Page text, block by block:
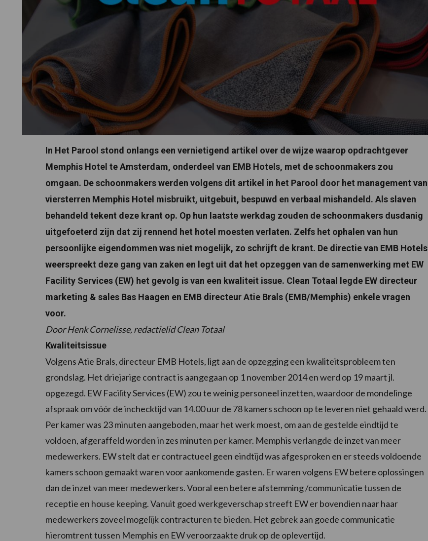
In Het Parool stond onlangs een vernietigend artikel over de wijze waarop opdrachtgever
Memphis Hotel te Amsterdam, onderdeel van EMB Hotels, met de schoonmakers zou
omgaan. De schoonmakers werden volgens dit artikel in het Parool door het management van
viersterren Memphis Hotel misbruikt, uitgebuit, bespuwd en verbaal mishandeld. Als slaven
behandeld tekent deze krant op. Op hun laatste werkdag zouden de schoonmakers dusdanig
uitgefoeterd zijn dat zij rennend het hotel moesten verlaten. Zelfs het ophalen van hun
persoonlijke eigendommen was niet mogelijk, zo schrijft de krant. De directie van EMB Hotels
weerspreekt deze gang van zaken en legt uit dat het opzeggen van de samenwerking met EW
Facility Services (EW) het gevolg is van een kwaliteit issue. Clean Totaal legde EW directeur
marketing & sales Bas Haagen en EMB directeur Atie Brals (EMB/Memphis) enkele vragen
voor.
Door Henk Cornelisse, redactielid Clean Totaal
Kwaliteitsissue
Volgens Atie Brals, directeur EMB Hotels, ligt aan de opzegging een kwaliteitsprobleem ten
grondslag. Het driejarige contract is aangegaan op 1 november 2014 en werd op 19 maart jl.
opgezegd. EW Facility Services (EW) zou te weinig personeel inzetten, waardoor de mondelinge
afspraak om vóór de inchecktijd van 14.00 uur de 78 kamers schoon op te leveren niet gehaald werd.
Per kamer was 23 minuten aangeboden, maar het werk moest, om aan de gestelde eindtijd te
voldoen, afgeraffeld worden in zes minuten per kamer. Memphis verlangde de inzet van meer
medewerkers. EW stelt dat er contractueel geen eindtijd was afgesproken en er steeds voldoende
kamers schoon gemaakt waren voor aankomende gasten. Er waren volgens EW betere oplossingen
dan de inzet van meer medewerkers. Vooral een betere afstemming /communicatie tussen de
receptie en house keeping. Vanuit goed werkgeverschap streeft EW er bovendien naar haar
medewerkers zoveel mogelijk contracturen te bieden. Het gebrek aan goede communicatie
hieromtrent tussen Memphis en EW veroorzaakte druk op de oplevertijd.